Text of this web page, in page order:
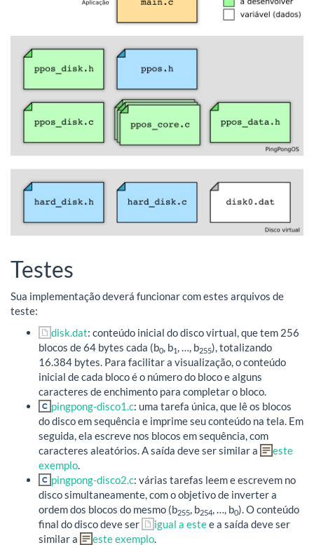
Testes
Sua implementação deverá funcionar com estes arquivos de
teste:
disk.dat: conteúdo inicial do disco virtual, que tem 256
blocos de 64 bytes cada (b0, b1, …, b255), totalizando
16.384 bytes. Para facilitar a visualização, o conteúdo
inicial de cada bloco é o número do bloco e alguns
caracteres de enchimento para completar o bloco.
pingpong-disco1.c: uma tarefa única, que lê os blocos
do disco em sequência e imprime seu conteúdo na tela. Em
seguida, ela escreve nos blocos em sequência, com
caracteres aleatórios. A saída deve ser similar a
este
exemplo.
pingpong-disco2.c: várias tarefas leem e escrevem no
disco simultaneamente, com o objetivo de inverter a
ordem dos blocos do mesmo (b255, b254, …, b0). O conteúdo
final do disco deve ser
igual a estee a saída deve ser
similar a
este exemplo.